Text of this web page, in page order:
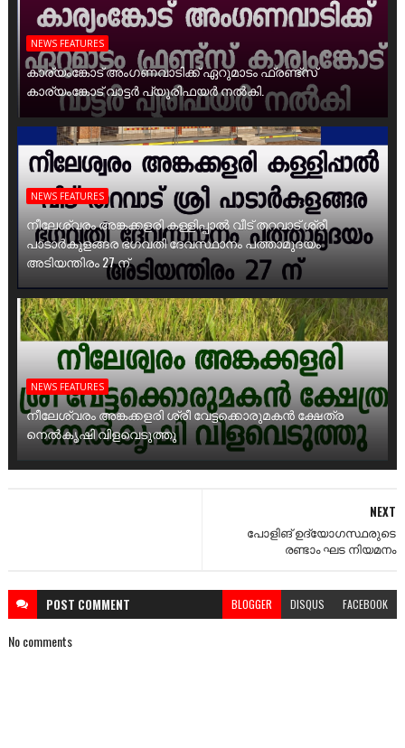
NEWS FEATURES
കാര്യംങ്കോട് അംഗണവാടിക്ക് ഏറുമാടം ഫ്രണ്ട്സ്
കാര്യംങ്കോട് വാട്ടർ പ്യൂരിഫയർ നൽകി.
NEWS FEATURES
നീലേശ്വരം അങ്കക്കളരി കള്ളിപ്പാൽ വീട് തറവാട് ശ്രീ
പാടാർകുളങ്ങര ഭഗവതി ദേവസ്ഥാനം പത്താമുദയം
അടിയന്തിരം 27 ന്
NEWS FEATURES
നീലേശ്വരം അങ്കക്കളരി ശ്രീ വേട്ടക്കൊരുമകൻ ക്ഷേത്ര
നെൽകൃഷി വിളവെടുത്തു
NEXT
പോളിങ് ഉദ്യോഗസ്ഥരുടെ
രണ്ടാം ഘട നിയമനം
POST COMMENT BLOGGER DISQUS FACEBOOK
No comments